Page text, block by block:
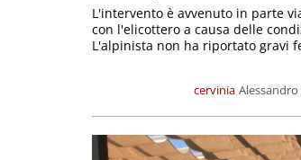
cervinia
L'intervento è avvenuto in parte
con l'elicottero a causa delle
L'alpinista non ha riportato gravi